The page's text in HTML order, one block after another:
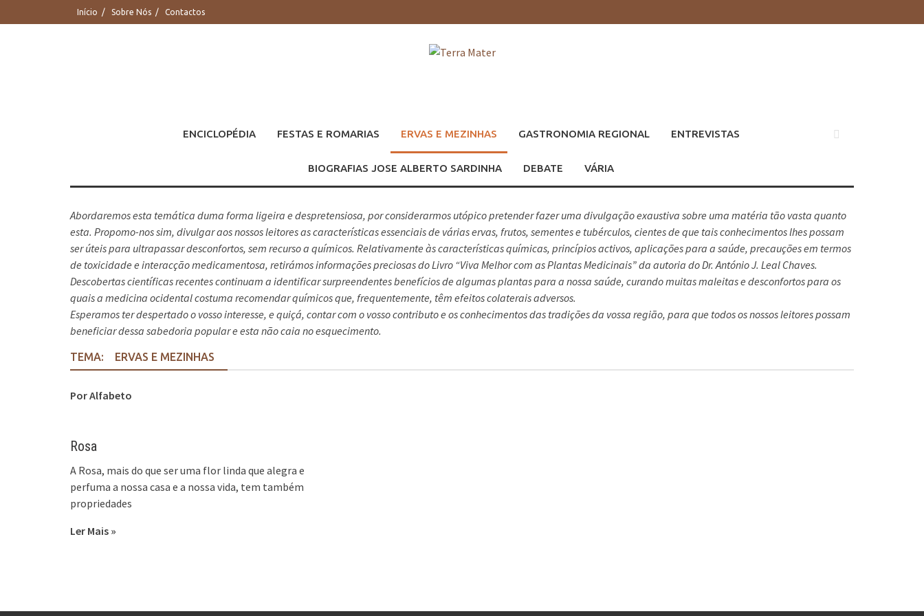
para
Início Sobre Nós Contactos
ENCICLOPÉDIA FESTAS E ROMARIAS ERVAS E MEZINHAS GASTRONOMIA REGIONAL ENTREVISTAS
BIOGRAFIAS JOSE ALBERTO SARDINHA DEBATE VÁRIA
Abordaremos esta temática duma forma ligeira e despretensiosa, por considerarmos utópico pretender fazer uma divulgação exaustiva sobre uma matéria tão vasta quanto
esta. Propomo-nos sim, divulgar aos nossos leitores as características essenciais de várias ervas, frutos, sementes e tubérculos, cientes de que tais conhecimentos lhes possam
ser úteis para ultrapassar desconfortos, sem recurso a químicos. Relativamente às características químicas, princípios activos, aplicações para a saúde, precauções em termos
de toxicidade e interacção medicamentosa, retirámos informações preciosas do Livro “Viva Melhor com as Plantas Medicinais” da autoria do Dr. António J. Leal Chaves.
Descobertas científicas recentes continuam a identificar surpreendentes benefícios de algumas plantas para a nossa saúde, curando muitas maleitas e desconfortos para os
quais a medicina ocidental costuma recomendar químicos que, frequentemente, têm efeitos colaterais adversos.
Esperamos ter despertado o vosso interesse, e quiçá, contar com o vosso contributo e os conhecimentos das tradições da vossa região, para que todos os nossos leitores possam
beneficiar dessa sabedoria popular e esta não caia no esquecimento.
TEMA: ERVAS E MEZINHAS
Por Alfabeto
Rosa
A Rosa, mais do que ser uma flor linda que alegra e
perfuma a nossa casa e a nossa vida, tem também
propriedades
Ler Mais »